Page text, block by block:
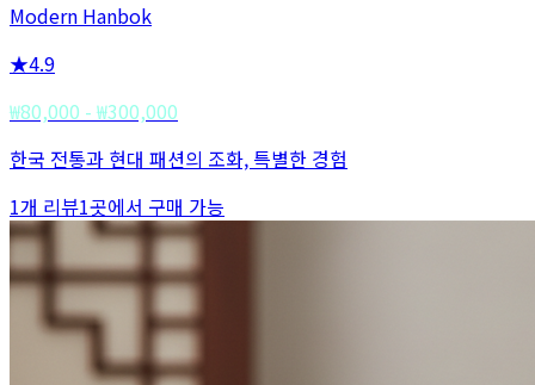
Modern Hanbok
★4.9
₩80,000 - ₩300,000
한국 전통과 현대 패션의 조화, 특별한 경험
1개 리뷰1곳에서 구매 가능